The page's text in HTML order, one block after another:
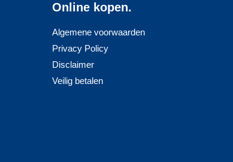
Online kopen.
Algemene voorwaarden
Privacy Policy
Disclaimer
Veilig betalen